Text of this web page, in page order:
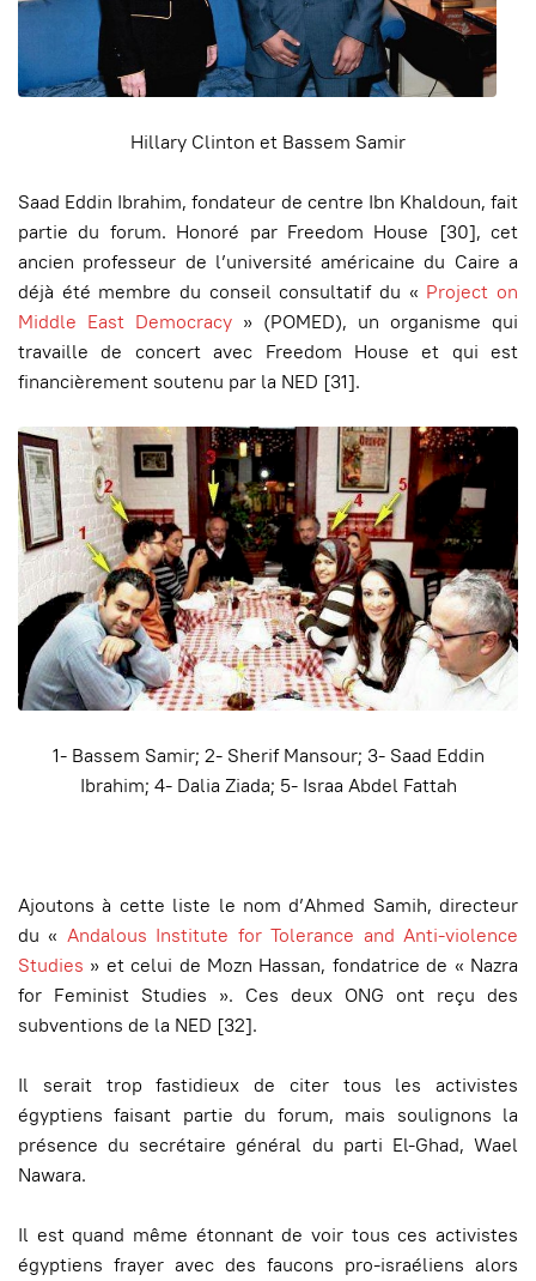
Hillary Clinton et Bassem Samir
Saad Eddin Ibrahim, fondateur de centre Ibn Khaldoun, fait
partie du forum. Honoré par Freedom House [30], cet
ancien professeur de l’université américaine du Caire a
déjà été membre du conseil consultatif du « Project on
Middle East Democracy » (POMED), un organisme qui
travaille de concert avec Freedom House et qui est
financièrement soutenu par la NED [31].
1- Bassem Samir; 2- Sherif Mansour; 3- Saad Eddin
Ibrahim; 4- Dalia Ziada; 5- Israa Abdel Fattah
Ajoutons à cette liste le nom d’Ahmed Samih, directeur
du « Andalous Institute for Tolerance and Anti-violence
Studies » et celui de Mozn Hassan, fondatrice de « Nazra
for Feminist Studies ». Ces deux ONG ont reçu des
subventions de la NED [32].
Il serait trop fastidieux de citer tous les activistes
égyptiens faisant partie du forum, mais soulignons la
présence du secrétaire général du parti El-Ghad, Wael
Nawara.
Il est quand même étonnant de voir tous ces activistes
égyptiens frayer avec des faucons pro-israéliens alors